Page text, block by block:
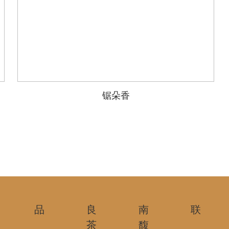
锯朵香
品
良
茶
南
馥
联